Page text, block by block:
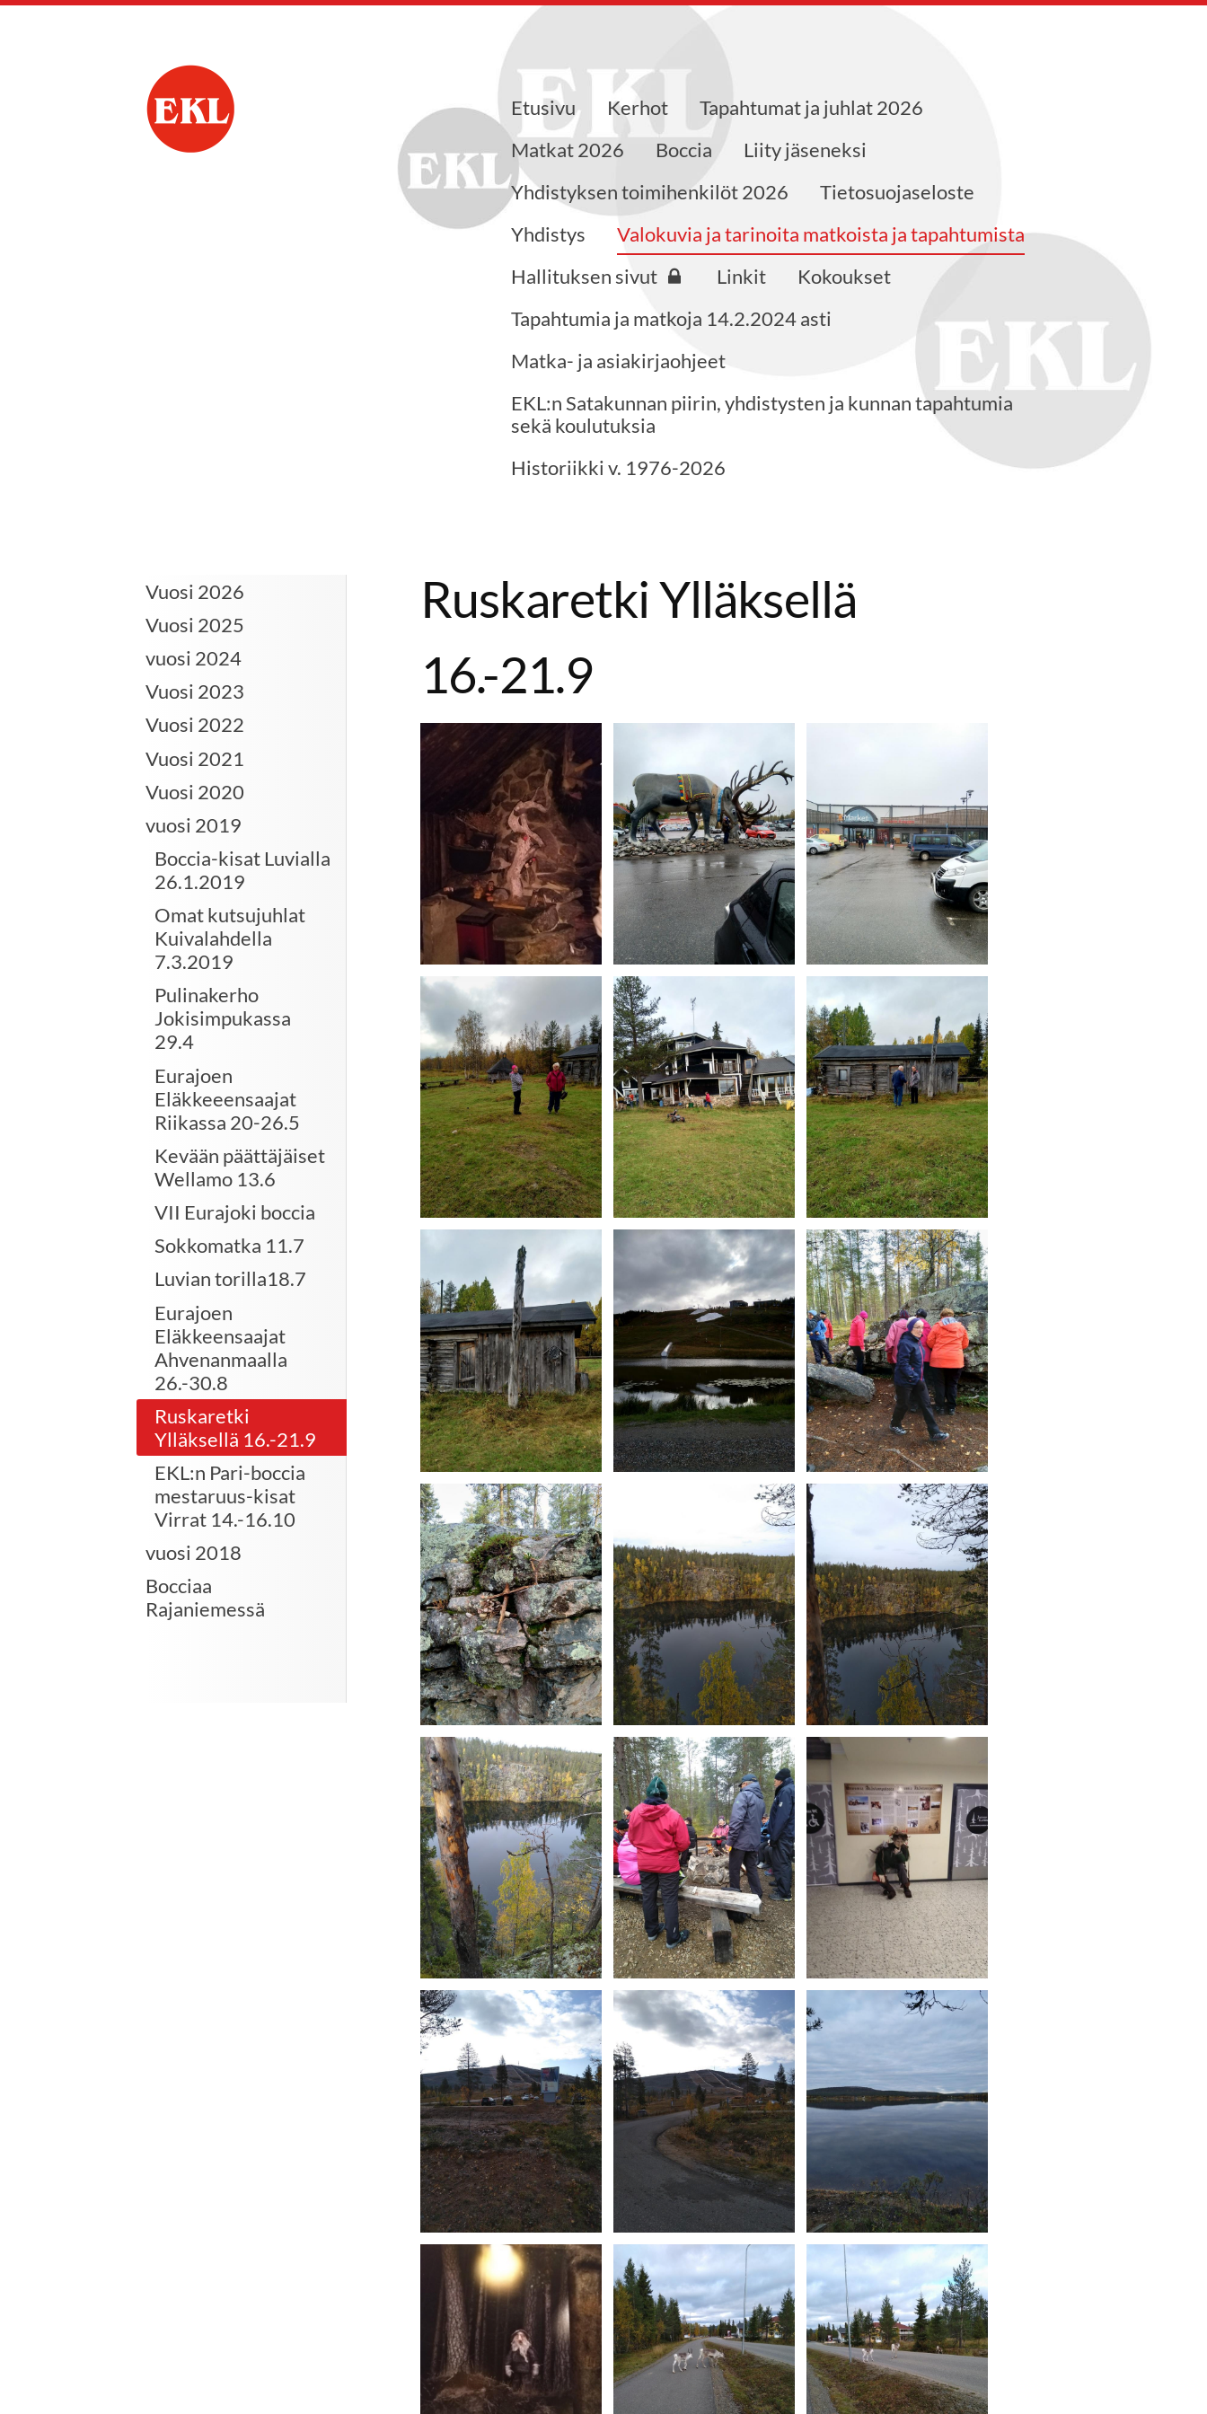
Eurajoen Eläkkeensaajat ry Etusivu Kerhot
Tapahtumat ja juhlat 2026
Matkat 2026
Boccia
Liity jäseneksi
Yhdistyksen toimihenkilöt 2026
Tietosuojaseloste
Yhdistys
Valokuvia ja tarinoita matkoista ja tapahtumista
Hallituksen sivut
Linkit
Kokoukset
Tapahtumia ja matkoja 14.2.2024 asti
Matka- ja asiakirjaohjeet
EKL:n Satakunnan piirin, yhdistysten ja kunnan tapahtumia
sekä koulutuksia
Historiikki v. 1976-2026
Vuosi 2026
Vuosi 2025
vuosi 2024
Vuosi 2023
Vuosi 2022
Vuosi 2021
Vuosi 2020
vuosi 2019
Boccia-kisat Luvialla
26.1.2019
Omat kutsujuhlat
Kuivalahdella
7.3.2019
Pulinakerho
Jokisimpukassa
29.4
Eurajoen
Eläkkeeensaajat
Riikassa 20-26.5
Kevään päättäjäiset
Wellamo 13.6
VII Eurajoki boccia
Sokkomatka 11.7
Luvian torilla18.7
Eurajoen
Eläkkeensaajat
Ahvenanmaalla
26.-30.8
Ruskaretki
Ylläksellä 16.-21.9
EKL:n Pari-boccia
mestaruus-kisat
Virrat 14.-16.10
vuosi 2018
Bocciaa
Rajaniemessä
Ruskaretki Ylläksellä
16.-21.9